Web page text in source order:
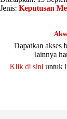
Jenis: Keputusan
Dapatkan akses
lainnya
Klik di sini untuk